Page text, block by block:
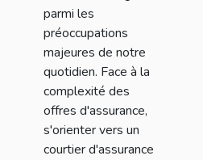
vos biens et de
votre famille
parmi les
préoccupations
majeures de notre
quotidien. Face à la
complexité des
offres d'assurance,
s'orienter vers un
courtier d'assurance